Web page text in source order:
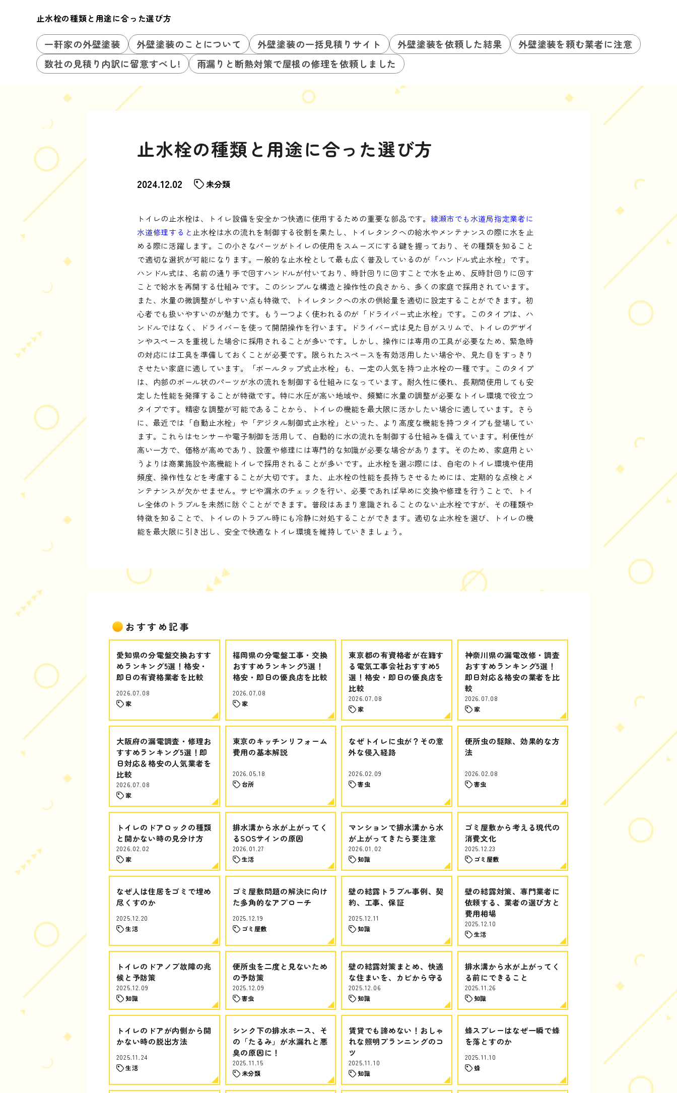
止水栓の種類と用途に合った選び方
一軒家の外壁塗装 外壁塗装のことについて 外壁塗装の一括見積りサイト 外壁塗装を依頼した結果
外壁塗装を頼む業者に注意
数社の見積り内訳に留意すべし!
雨漏りと断熱対策で屋根の修理を依頼しました
止水栓の種類と用途に合った選び方
2024.12.02 未分類
トイレの止水栓は、トイレ設備を安全かつ快適に使用するための重要な部品です。 綾瀬市でも水道局指定業者に
水道修理すると 止水栓は水の流れを制御する役割を果たし、トイレタンクへの給水やメンテナンスの際に水を止
める際に活躍します。この小さなパーツがトイレの使用をスムーズにする鍵を握っており、その種類を知ること
で適切な選択が可能になります。一般的な止水栓として最も広く普及しているのが「ハンドル式止水栓」です。
ハンドル式は、名前の通り手で回すハンドルが付いており、時計回りに回すことで水を止め、反時計回りに回す
ことで給水を再開する仕組みです。このシンプルな構造と操作性の良さから、多くの家庭で採用されています。
また、水量の微調整がしやすい点も特徴で、トイレタンクへの水の供給量を適切に設定することができます。初
心者でも扱いやすいのが魅力です。もう一つよく使われるのが「ドライバー式止水栓」です。このタイプは、ハ
ンドルではなく、ドライバーを使って開閉操作を行います。ドライバー式は見た目がスリムで、トイレのデザイ
ンやスペースを重視した場合に採用されることが多いです。しかし、操作には専用の工具が必要なため、緊急時
の対応には工具を準備しておくことが必要です。限られたスペースを有効活用したい場合や、見た目をすっきり
させたい家庭に適しています。「ボールタップ式止水栓」も、一定の人気を持つ止水栓の一種です。このタイプ
は、内部のボール状のパーツが水の流れを制御する仕組みになっています。耐久性に優れ、長期間使用しても安
定した性能を発揮することが特徴です。特に水圧が高い地域や、頻繁に水量の調整が必要なトイレ環境で役立つ
タイプです。精密な調整が可能であることから、トイレの機能を最大限に活かしたい場合に適しています。さら
に、最近では「自動止水栓」や「デジタル制御式止水栓」といった、より高度な機能を持つタイプも登場してい
ます。これらはセンサーや電子制御を活用して、自動的に水の流れを制御する仕組みを備えています。利便性が
高い一方で、価格が高めであり、設置や修理には専門的な知識が必要な場合があります。そのため、家庭用とい
うよりは商業施設や高機能トイレで採用されることが多いです。止水栓を選ぶ際には、自宅のトイレ環境や使用
頻度、操作性などを考慮することが大切です。また、止水栓の性能を長持ちさせるためには、定期的な点検とメ
ンテナンスが欠かせません。サビや漏水のチェックを行い、必要であれば早めに交換や修理を行うことで、トイ
レ全体のトラブルを未然に防ぐことができます。普段はあまり意識されることのない止水栓ですが、その種類や
特徴を知ることで、トイレのトラブル時にも冷静に対処することができます。適切な止水栓を選び、トイレの機
能を最大限に引き出し、安全で快適なトイレ環境を維持していきましょう。
おすすめ記事
愛知県の分電盤交換おすす
めランキング5選！格安・
即日の有資格業者を比較
2026.07.08
家
福岡県の分電盤工事・交換
おすすめランキング5選！
格安・即日の優良店を比較
2026.07.08
家
東京都の有資格者が在籍す
る電気工事会社おすすめ5
選！格安・即日の優良店を
比較
2026.07.08
家
神奈川県の漏電改修・調査
おすすめランキング5選！
即日対応＆格安の業者を比
較
2026.07.08
家
大阪府の漏電調査・修理お
すすめランキング5選！即
日対応＆格安の人気業者を
比較
2026.07.08
家
東京のキッチンリフォーム
費用の基本解説
2026.05.18
台所
なぜトイレに虫が？その意
外な侵入経路
2026.02.09
害虫
便所虫の駆除、効果的な方
法
2026.02.08
害虫
トイレのドアロックの種類
と開かない時の見分け方
2026.02.02
家
排水溝から水が上がってく
るSOSサインの原因
2026.01.27
生活
マンションで排水溝から水
が上がってきたら要注意
2026.01.02
知識
ゴミ屋敷から考える現代の
消費文化
2025.12.23
ゴミ屋敷
なぜ人は住居をゴミで埋め
尽くすのか
2025.12.20
生活
ゴミ屋敷問題の解決に向け
た多角的なアプローチ
2025.12.19
ゴミ屋敷
壁の結露トラブル事例、契
約、工事、保証
2025.12.11
知識
壁の結露対策、専門業者に
依頼する、業者の選び方と
費用相場
2025.12.10
生活
トイレのドアノブ故障の兆
候と予防策
2025.12.09
知識
便所虫を二度と見ないため
の予防策
2025.12.09
害虫
壁の結露対策まとめ、快適
な住まいを、カビから守る
2025.12.06
知識
排水溝から水が上がってく
る前にできること
2025.11.26
知識
トイレのドアが内側から開
かない時の脱出方法
2025.11.24
生活
シンク下の排水ホース、そ
の「たるみ」が水漏れと悪
臭の原因に！
2025.11.15
未分類
賃貸でも諦めない！おしゃ
れな照明プランニングのコ
ツ
2025.11.10
知識
蜂スプレーはなぜ一瞬で蜂
を落とすのか
2025.11.10
蜂